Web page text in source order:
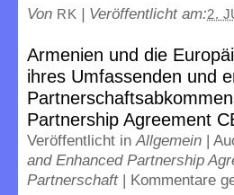
Von RK | Veröffentlicht am:2.
Armenien und die
ihres Umfassenden und
Partnership Agreement
Veröffentlicht inAllgemein |
and Enhanced Partnership
Partnerschaft | Kommentare